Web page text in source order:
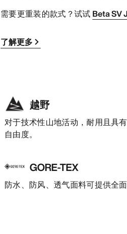
需要更重装的款式？试试 Beta SV
了解更多
越野
对于技术性山地活动，耐用且具
自由度。
GORE-TEX
防水、防风、透气面料可提供全面